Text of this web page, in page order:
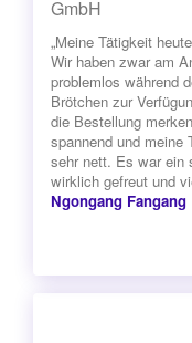
GmbH
„Meine Tätigkeit
Wir haben zwar am
problemlos während
Brötchen zur
die Bestellung
spannend und meine
sehr nett. Es war ein
wirklich gefreut und
Ngongang Fangang